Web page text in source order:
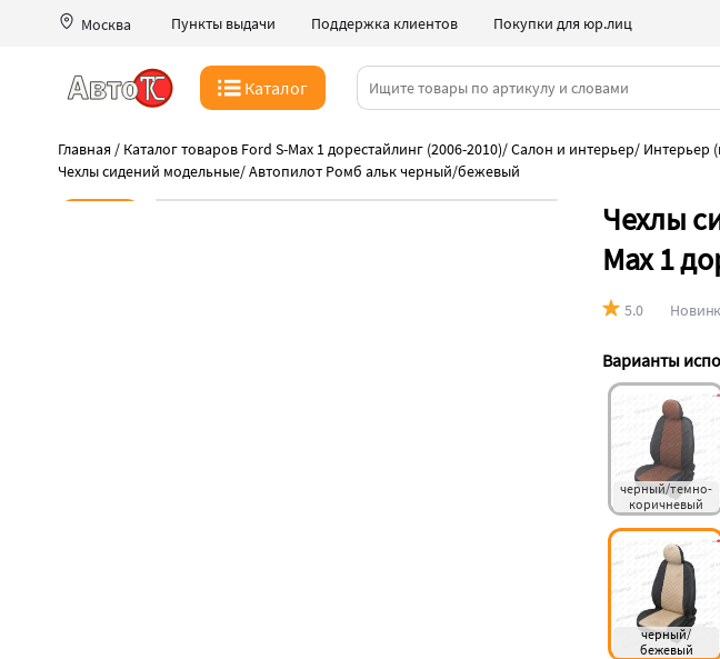
Москва Пункты выдачи Поддержка клиентов Покупки для юр.лиц
Каталог
Главная / Каталог товаров Ford S-Max 1 дорестайлинг (2006-2010)/Салон и интерьер/ Интерьер
Чехлы сидений модельные/Автопилот Ромб альк черный/бежевый
Чехлы
Max 1
5.0
Варианты
черный/темно-
коричневый
черный/
бежевый